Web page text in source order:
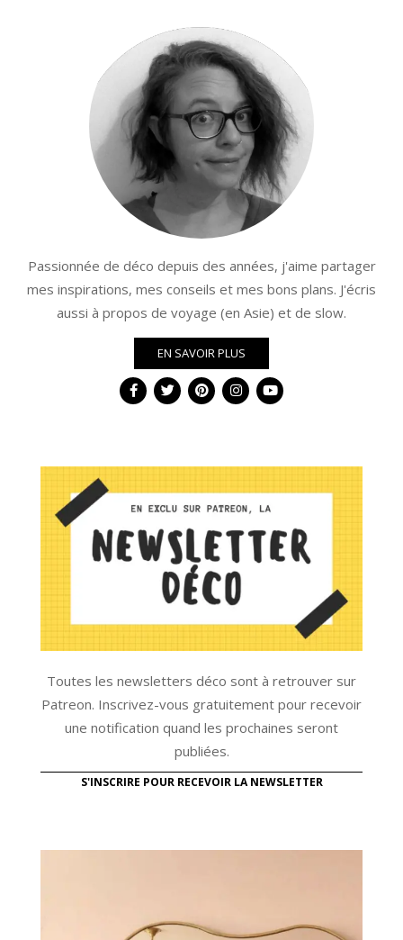
Passionnée de déco depuis des années, j'aime partager
mes inspirations, mes conseils et mes bons plans. J'écris
aussi à propos de voyage (en Asie) et de slow.
EN SAVOIR PLUS
Toutes les newsletters déco sont à retrouver sur
Patreon. Inscrivez-vous gratuitement pour recevoir
une notification quand les prochaines seront
publiées.
S'INSCRIRE POUR RECEVOIR LA NEWSLETTER